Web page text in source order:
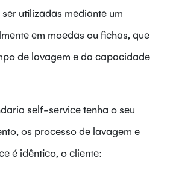
utilizadas mediante um
em moedas ou fichas, que
de lavagem e da capacidade
self-service tenha o seu
os processo de lavagem e
é idêntico, o cliente: